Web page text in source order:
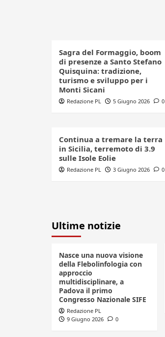
Sagra del Formaggio, boom
di presenze a Santo Stefano
Quisquina: tradizione,
turismo e sviluppo per i
Monti Sicani
Redazione PL 5 Giugno 2026 0
Continua a tremare la terra
in Sicilia, terremoto di 3.9
sulle Isole Eolie
Redazione PL 3 Giugno 2026 0
Ultime notizie
Nasce una nuova visione
della Flebolinfologia con
approccio
multidisciplinare, a
Padova il primo
Congresso Nazionale SIFE
Redazione PL
9 Giugno 2026
0